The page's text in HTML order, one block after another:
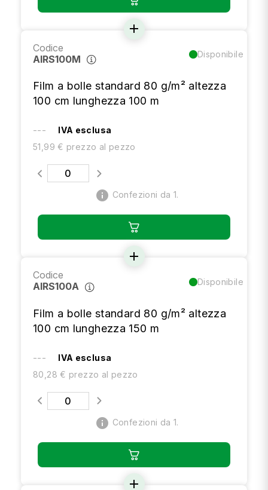
add
Codice
AIRS100M
Disponibile
Film a bolle standard 80 g/m² altezza
100 cm lunghezza 100 m
---
IVA esclusa
51,99 € prezzo al pezzo
info Confezioni da 1.
add
Codice
AIRS100A
Disponibile
Film a bolle standard 80 g/m² altezza
100 cm lunghezza 150 m
---
IVA esclusa
80,28 € prezzo al pezzo
info Confezioni da 1.
add